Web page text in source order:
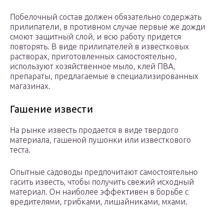
Побелочный состав должен обязательно содержать
прилипатели, в противном случае первые же дожди
смоют защитный слой, и всю работу придется
повторять. В виде прилипателей в известковых
растворах, приготовленных самостоятельно,
используют хозяйственное мыло, клей ПВА,
препараты, предлагаемые в специализированных
магазинах.
Гашение извести
На рынке известь продается в виде твердого
материала, гашеной пушонки или известкового
теста.
Опытные садоводы предпочитают самостоятельно
гасить известь, чтобы получить свежий исходный
материал. Он наиболее эффективен в борьбе с
вредителями, грибками, лишайниками, мхами.